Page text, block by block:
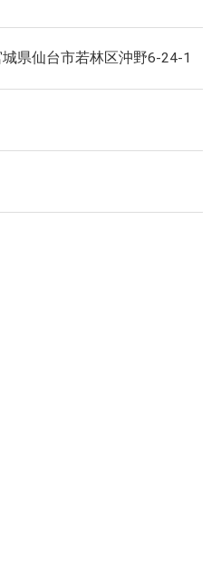
県仙台市若林区沖野6-24-1